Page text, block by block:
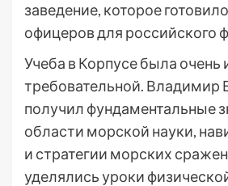
заведение, которое
офицеров для российского
Учеба в Корпусе была очень
требовательной. Владимир
получил фундаментальные
области морской науки,
и стратегии морских
уделялись уроки